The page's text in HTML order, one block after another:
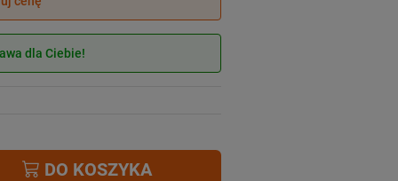
dla Ciebie!
DO KOSZYKA